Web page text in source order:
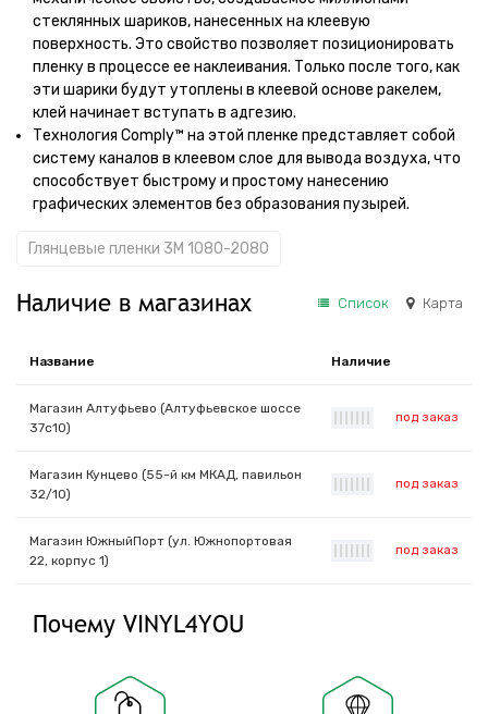
стеклянных шариков, нанесенных на клеевую
поверхность. Это свойство позволяет позиционировать
пленку в процессе ее наклеивания. Только после того, как
эти шарики будут утоплены в клеевой основе ракелем,
клей начинает вступать в адгезию.
Технология Comply™ на этой пленке представляет собой
систему каналов в клеевом слое для вывода воздуха, что
способствует быстрому и простому нанесению
графических элементов без образования пузырей.
Глянцевые пленки 3M 1080-2080
Наличие в магазинах Список Карта
Название Наличие
Магазин Алтуфьево (Алтуфьевское шоссе
37с10)
под заказ
Магазин Кунцево (55-й км МКАД, павильон
32/10)
под заказ
Магазин ЮжныйПорт (ул. Южнопортовая
22, корпус 1)
под заказ
Почему VINYL4YOU